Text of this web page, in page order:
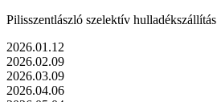
Pilisszentlászló szelektív hulladékszállítás
2026.01.12
2026.02.09
2026.03.09
2026.04.06